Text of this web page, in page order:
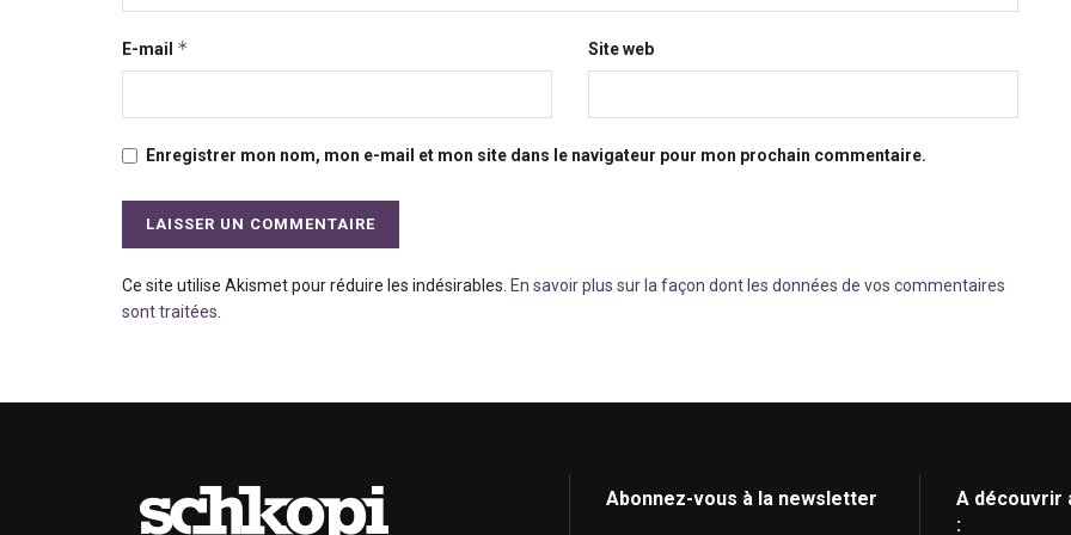
E-mail * Site web
Enregistrer mon nom, mon e-mail et mon site dans le navigateur pour mon prochain commentaire.
Ce site utilise Akismet pour réduire les indésirables. En savoir plus sur la façon dont les données de vos commentaires
sont traitées.
Abonnez-vous à la newsletter
A découvrir
: